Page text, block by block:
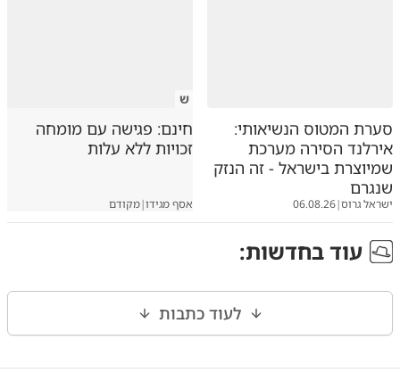
סערת המטוס הנשיאותי:
אירלנד הסירה מערכת
שמיוצרת בישראל - זה הנזק
שנגרם
ישראל גרוס|
06.08.26
ש
חינם: פגישה עם מומחה
זכויות ללא עלות
אסף מגידו|מקודם
עוד בחדשות:
לעוד כתבות